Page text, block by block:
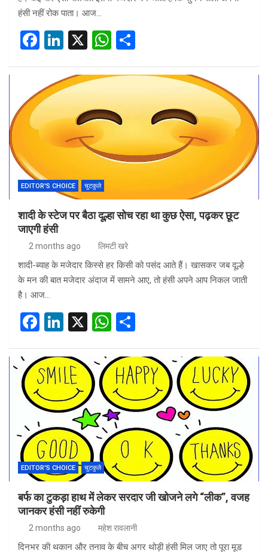
हंसी नहीं रोक पाता। आज…
F
ce
b
o
o
Li
ke
dI
n
X
W
at
s
A
p
p
ar
e
EDITOR'S CHOICE चुटकुले
शादी के स्टेज पर बैठा दूल्हा सोच रहा था कुछ ऐसा, पढ़कर छूट
जाएगी हंसी
2 months ago लिमटी खरे
शादी-ब्याह के मजेदार किस्से हर किसी को पसंद आते हैं। खासकर जब दूल्हे
के मन की बात मजेदार अंदाज में सामने आए, तो हंसी अपने आप निकल जाती
है। आज…
F
ce
b
o
o
k
Li
ke
dI
n
X
W
at
s
A
p
p
ar
e
EDITOR'S CHOICE चुटकुले
बर्फ का टुकड़ा हाथ में लेकर सरदार जी खोजने लगे “लीक”, वजह
जानकर हंसी नहीं रुकेगी
2 months ago महेश रावलानी
दिनभर की थकान और तनाव के बीच अगर थोड़ी हंसी मिल जाए तो पूरा मूड